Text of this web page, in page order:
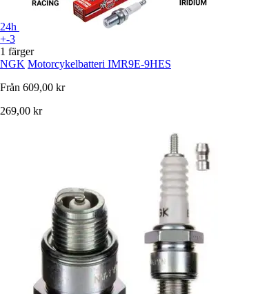
24h
+-3
1 färger
NGK Motorcykelbatteri IMR9E-9HES
Från 609,00 kr
269,00 kr